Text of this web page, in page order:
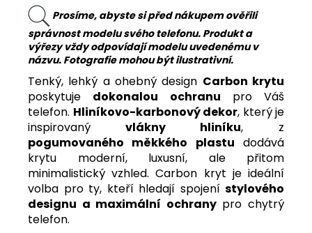
Prosíme, abyste si před nákupem ověřili
správnost modelu svého telefonu. Produkt a
výřezy vždy odpovídají modelu uvedenému v
názvu. Fotografie mohou být ilustrativní.
Tenký, lehký a ohebný design Carbon krytu
poskytuje dokonalou ochranu pro Váš
telefon. Hliníkovo-karbonový dekor, který je
inspirovaný vlákny hliníku, z
pogumovaného měkkého plastu dodává
krytu moderní, luxusní, ale přitom
minimalistický vzhled. Carbon kryt je ideální
volba pro ty, kteří hledají spojení stylového
designu a maximální ochranypro chytrý
telefon.